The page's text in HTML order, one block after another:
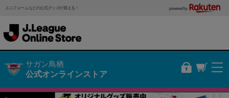
ユニフォームなどの公式グッズが買える！ powered by
サガン鳥栖
公式オンラインストア